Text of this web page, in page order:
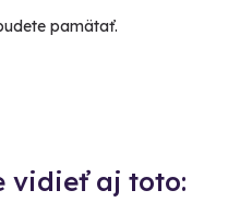
pamätať.
vidieť aj toto: